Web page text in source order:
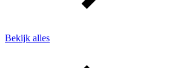
Bekijk alles